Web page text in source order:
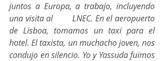
juntos a Europa, a trabajo, incluyendo
una visita al 	LNEC. En el aeropuerto
de Lisboa, tomamos un taxi para el
hotel. El taxista, un muchacho joven, nos
condujo en silencio. Yo y Yassuda fuimos